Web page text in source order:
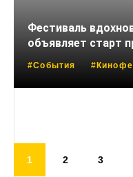
Фестиваль
объявляет старт
#События
1 2 3